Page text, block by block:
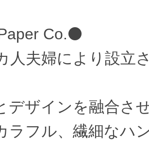
Co.⚫
人夫婦により設立
デザインを融合さ
ラフル、繊細なハ